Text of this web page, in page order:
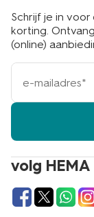
volg HEMA
Schrijf je in
korting.
(online)
e-
mailadres